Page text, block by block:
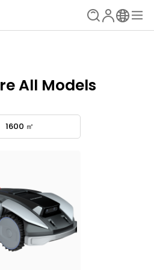
All Models
1600 ㎡